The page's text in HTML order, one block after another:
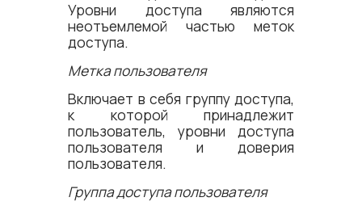
Уровни доступа являются
неотъемлемой частью меток
доступа.
Метка пользователя
Включает в себя группу доступа,
к которой принадлежит
пользователь, уровни доступа
пользователя и доверия
пользователя.
Группа доступа пользователя